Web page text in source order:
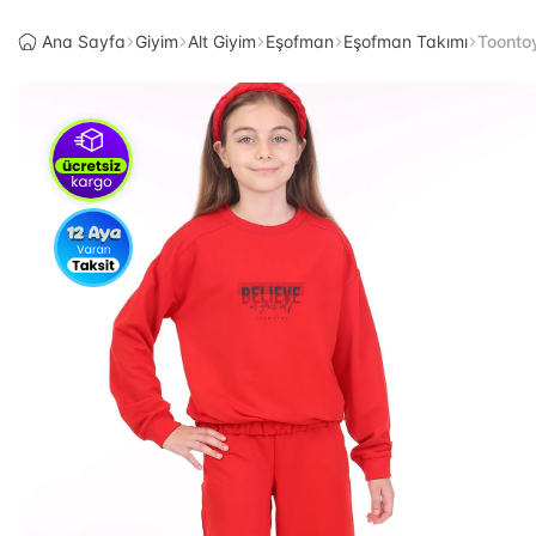
Ana Sayfa Giyim Alt Giyim Eşofman Eşofman Takımı